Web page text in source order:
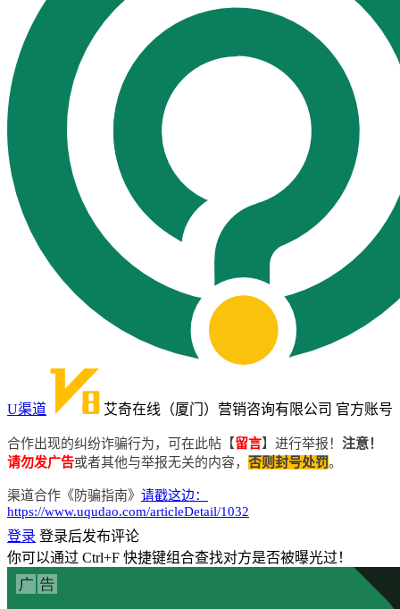
U渠道 艾奇在线（厦门）营销咨询有限公司 官方账号
合作出现的纠纷诈骗行为， 可在此帖【留言】进行举报！ 注意！
请勿发广告或者其他与举报无关的内容， 否则封号处罚。
渠道合作《防骗指南》 请戳这边：
https://www.uqudao.com/articleDetail/1032
登录 登录后发布评论
你可以通过 Ctrl+F 快捷键组合查找对方是否被曝光过！